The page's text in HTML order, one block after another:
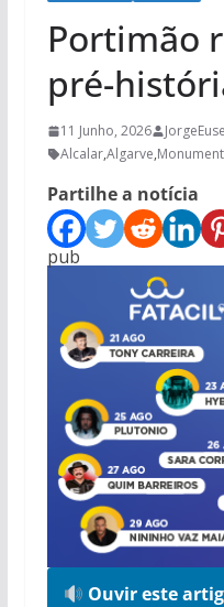
Portimão
pré-
11 Junho, 2026
Alcalar,Algarve,
Partilhe a notícia
pub
Ouvir este